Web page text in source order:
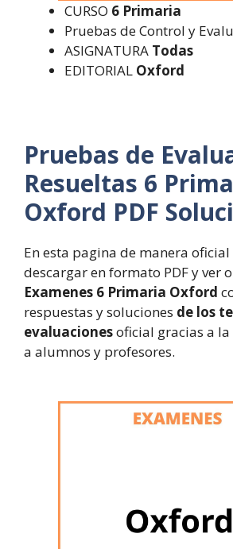
CURSO 6 Primaria
Pruebas de Control y
ASIGNATURA Todas
EDITORIAL Oxford
Pruebas de
Resueltas 6
Oxford PDF
En esta pagina de manera
descargar en formato PDF y ver
Examenes 6 Primaria Oxford
respuestas y soluciones de los
evaluacionesoficial gracias a
a alumnos y profesores.